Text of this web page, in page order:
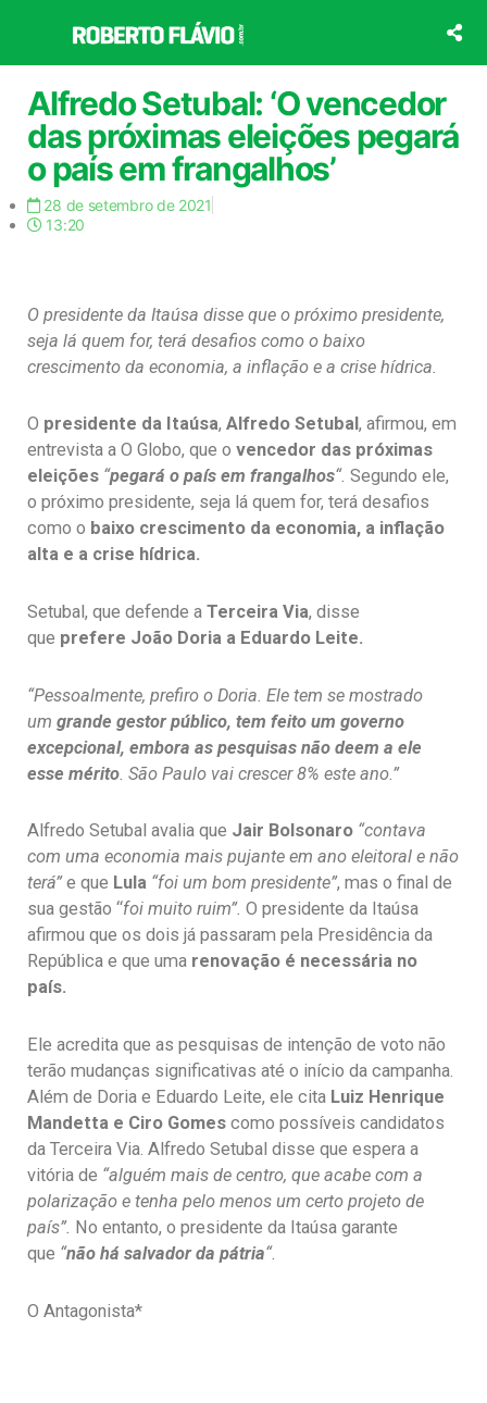
o
conteúdo
Alfredo Setubal: ‘O vencedor
das próximas eleições pegará
o país em frangalhos’
28 de setembro de 2021
13:20
O presidente da Itaúsa disse que o próximo presidente,
seja lá quem for, terá desafios como o baixo
crescimento da economia, a inflação e a crise hídrica.
O presidente da Itaúsa, Alfredo Setubal , afirmou, em
entrevista a O Globo, que o vencedor das próximas
eleições “pegará o país em frangalhos“. Segundo ele,
o próximo presidente, seja lá quem for, terá desafios
como o baixo crescimento da economia, a inflação
alta e a crise hídrica.
Setubal, que defende a Terceira Via, disse
que prefere João Doria a Eduardo Leite.
“Pessoalmente, prefiro o Doria. Ele tem se mostrado
um grande gestor público, tem feito um governo
excepcional, embora as pesquisas não deem a ele
esse mérito . São Paulo vai crescer 8% este ano.”
Alfredo Setubal avalia que Jair Bolsonaro “contava
com uma economia mais pujante em ano eleitoral e não
terá”e que Lula “foi um bom presidente”, mas o final de
sua gestão “foi muito ruim”. O presidente da Itaúsa
afirmou que os dois já passaram pela Presidência da
República e que uma renovação é necessária no
país.
Ele acredita que as pesquisas de intenção de voto não
terão mudanças significativas até o início da campanha.
Além de Doria e Eduardo Leite, ele cita Luiz Henrique
Mandetta e Ciro Gomes como possíveis candidatos
da Terceira Via. Alfredo Setubal disse que espera a
vitória de “alguém mais de centro, que acabe com a
polarização e tenha pelo menos um certo projeto de
país”. No entanto, o presidente da Itaúsa garante
que “não há salvador da pátria“.
O Antagonista*